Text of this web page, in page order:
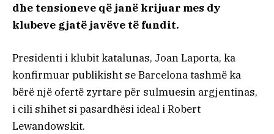
dhe tensioneve që janë krijuar mes dy
klubeve gjatë javëve të fundit.
Presidenti i klubit katalunas, Joan Laporta, ka
konfirmuar publikisht se Barcelona tashmë ka
bërë një ofertë zyrtare për sulmuesin argjentinas,
i cili shihet si pasardhësi ideal i Robert
Lewandowskit.